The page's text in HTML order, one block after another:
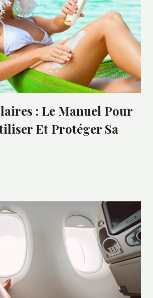
: Le Manuel Pour
Et Protéger Sa